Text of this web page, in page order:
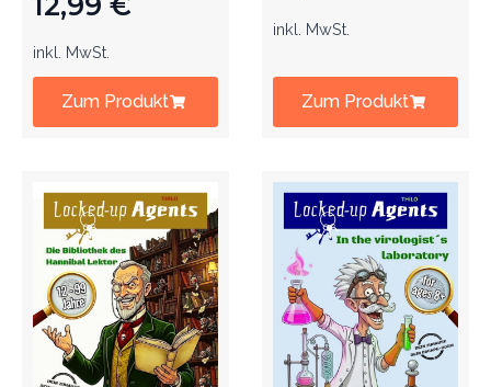
inkl. MwSt.
Zum Produkt
inkl. MwSt.
Zum Produkt